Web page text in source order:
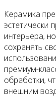
Керамика
эстетически
интерьера,
сохранять
премиум-
обработки,
внешним